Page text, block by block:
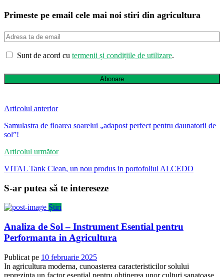
Primeste pe email cele mai noi stiri din agricultura
Sunt de acord cu termenii și condițiile de utilizare.
Abonare
Articolul anterior
Samulastra de floarea soarelui „adapost perfect pentru daunatorii de
sol”!
Articolul următor
VITAL Tank Clean, un nou produs in portofoliul ALCEDO
S-ar putea să te intereseze
Știri
Analiza de Sol – Instrument Esential pentru
Performanta in Agricultura
Publicat pe 10 februarie 2025
In agricultura moderna, cunoasterea caracteristicilor solului
reprezinta un factor esential pentru obtinerea unor culturi sanatoase